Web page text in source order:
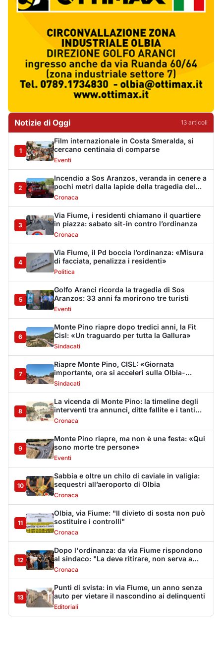
1 cercano centinaia di comparse
Eventi
Incendio a Sos Aranzos, veranda in cenere a
pochi metri dalla lapide della tragedia del
1993
Cronaca
Via Fiume, i residenti chiamano il quartiere
in piazza: sabato sit-in contro l’ordinanza
Cronaca
4
di facciata, penalizza i residenti»
Politica
5
Golfo Aranci ricorda la tragedia di Sos
Aranzos: 33 anni fa morirono tre turisti
Eventi
6
Monte Pino riapre dopo tredici anni, la Fit
Cisl: «Un traguardo per tutta la Gallura»
Sindacati
7
Riapre Monte Pino, CISL: «Giornata
importante, ora si acceleri sulla Olbia-
Arzachena-Palau»
Sindacati
8
La vicenda di Monte Pino: la timeline degli
interventi tra annunci, ditte fallite e i tanti
stop
Cronaca
9
Monte Pino riapre, ma non è una festa: «Qui
sono morte tre persone»
Eventi
10
Sabbia e oltre un chilo di caviale in valigia:
sequestri all’aeroporto di Olbia
Cronaca
11
Olbia, via Fiume: "Il divieto di sosta non può
sostituire i controlli"
Cronaca
12
Dopo l'ordinanza: da via Fiume rispondono
al sindaco: "La deve ritirare, non serva a
nulla"
Cronaca
13
Punti di svista: in via Fiume, un anno senza
auto per vietare il nascondino ai delinquenti
Editoriali